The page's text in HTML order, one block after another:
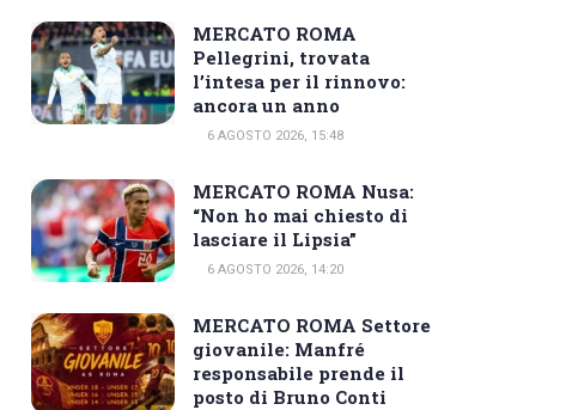
MERCATO ROMA
Pellegrini, trovata
l’intesa per il rinnovo:
ancora un anno
6 AGOSTO 2026, 15:48
MERCATO ROMA Nusa:
“Non ho mai chiesto di
lasciare il Lipsia”
6 AGOSTO 2026, 14:20
MERCATO ROMA Settore
giovanile: Manfré
responsabile prende il
posto di Bruno Conti